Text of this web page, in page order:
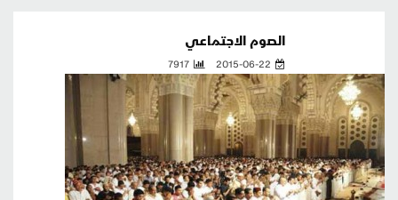
الصوم الاجتماعي
2015-06-22
7917